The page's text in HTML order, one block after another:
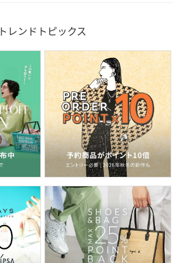
トレンドトピックス